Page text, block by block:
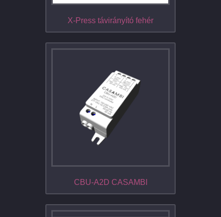
X-Press távirányító fehér
CBU-A2D CASAMBI